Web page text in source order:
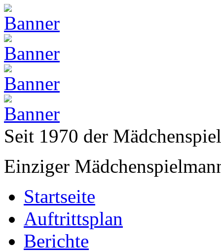
Seit 1970 der
Einziger
Startseite
Auftrittsplan
Berichte